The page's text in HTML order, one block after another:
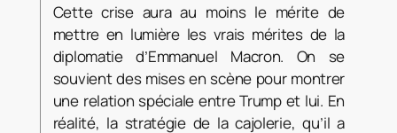
Cette crise aura au moins le mérite de
mettre en lumière les vrais mérites de la
diplomatie d’Emmanuel Macron. On se
souvient des mises en scène pour montrer
une relation spéciale entre Trump et lui. En
réalité, la stratégie de la cajolerie, qu’il a